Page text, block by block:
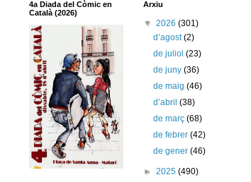
4a Diada del Còmic en
Català (2026)
Arxiu
▼ 2026 (301)
d’agost(2)
de juliol(23)
de juny(36)
de maig(46)
d’abril(38)
de març(68)
de febrer(42)
de gener(46)
► 2025 (490)